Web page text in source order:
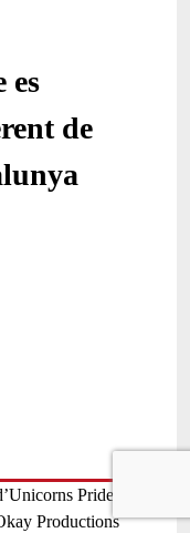
es
de